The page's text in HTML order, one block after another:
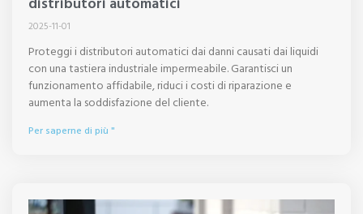
2025-11-01
Proteggi i distributori automatici dai danni causati dai liquidi
con una tastiera industriale impermeabile. Garantisci un
funzionamento affidabile, riduci i costi di riparazione e
aumenta la soddisfazione del cliente.
Per saperne di più "